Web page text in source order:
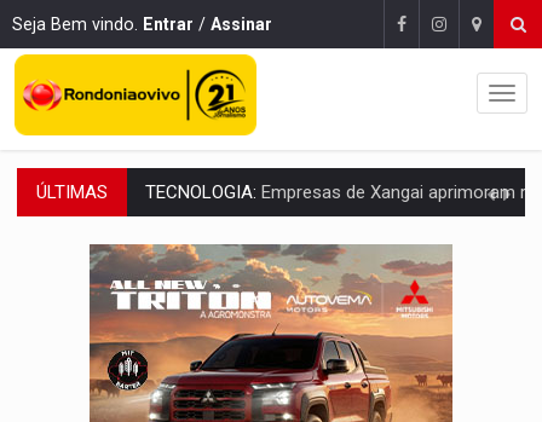
Seja Bem vindo. Entrar / Assinar
ÚLTIMAS PROTEGE A TERRA:China descobre como explodir asteroide com bomba
VÍDEO:Motociclista morre após bater na traseira de
PARECE UM NUGGET:Essa receita com frango virou o meu
EMPREENDEDORISMO:7 negócios que podem começar com pouco dinheiro e
GIGANTE DA AMÉRICA:Brasil reúne dimensão continental e posição